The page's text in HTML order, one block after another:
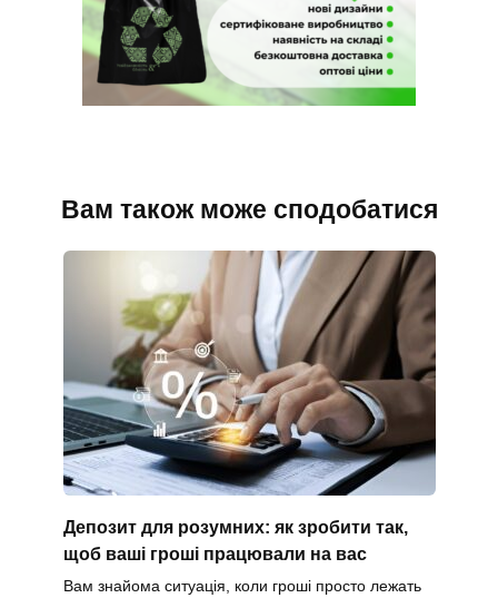
Вам також може сподобатися
Депозит для розумних: як зробити так,
щоб ваші гроші працювали на вас
Вам знайома ситуація, коли гроші просто лежать